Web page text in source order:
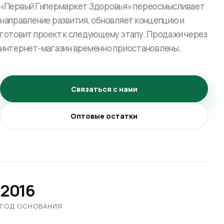
«Первый Гипермаркет Здоровья» переосмысливает
направление развития, обновляет концепцию и
готовит проект к следующему этапу. Продажи через
интернет-магазин временно приостановлены.
Связаться с нами
Оптовые остатки
2016
ГОД ОСНОВАНИЯ